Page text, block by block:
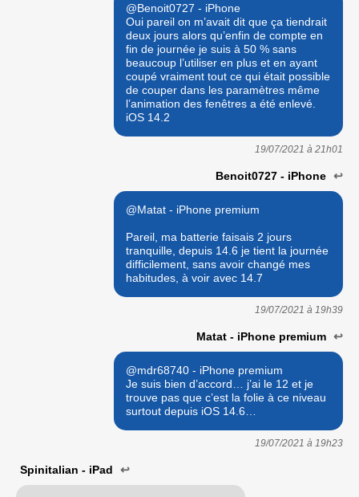
@Benoit0727 - iPhone
Oui pareil on m’avait dit que ça tiendrait
deux jours alors qu’enfin de compte en
fin de journée je suis à 50 % sans
beaucoup l’utiliser en plus et en ayant
coupé vraiment tout ce qui était possible
de couper dans les paramètres même
l’animation des fenêtres a été enlevé.
iOS 14.2
19/07/2021 à 21h01
Benoit0727 - iPhone ↩
@Matat - iPhone premium
Pareil, ma batterie faisais 2 jours
tranquille, depuis 14.6 je tient la journée
difficilement, sans avoir changé mes
habitudes, à voir avec 14.7
19/07/2021 à 19h39
Matat - iPhone premium ↩
@mdr68740 - iPhone premium
Je suis bien d’accord… j’ai le 12 et je
trouve pas que c’est la folie à ce niveau
surtout depuis iOS 14.6…
19/07/2021 à 19h23
Spinitalian - iPad ↩